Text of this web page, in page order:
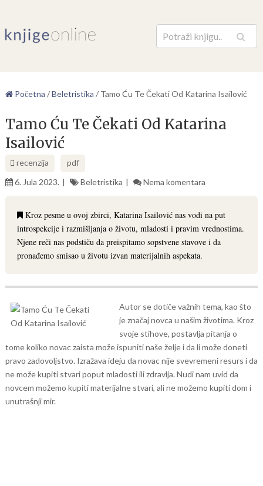
Pretraga
Početna /Beletristika / Tamo Ću Te Čekati Od Katarina Isailović
Tamo Ću Te Čekati Od Katarina
Isailović
recenzija
pdf
6. Jula 2023.
Beletristika Nema komentara
Kroz pesme u ovoj zbirci, Katarina Isailović nas vodi na put
introspekcije i razmišljanja o životu, mladosti i pravim vrednostima.
Njene reči nas podstiču da preispitamo sopstvene stavove i da
pronađemo smisao u životu izvan materijalnih aspekata.
Autor se dotiče važnih tema, kao što
je značaj novca u našim životima. Kroz
svoje stihove, postavlja pitanja o
tome koliko novac zaista može ispuniti naše želje i da li može doneti
pravo zadovoljstvo. Izražava ideju da novac nije svevremeni resurs i da
ne može kupiti stvari poput mladosti ili zdravlja. Nudi nam uvid da
novcem možemo kupiti materijalne stvari, ali ne možemo kupiti dom i
unutrašnji mir.